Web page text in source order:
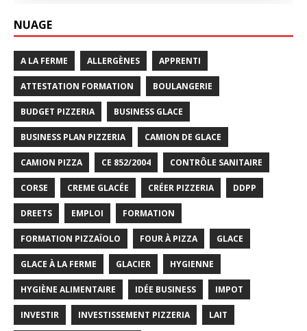
NUAGE
A LA FERME ALLERGÈNES APPRENTI
ATTESTATION FORMATION BOULANGERIE
BUDGET PIZZERIA BUSINESS GLACE
BUSINESS PLAN PIZZERIA CAMION DE GLACE
CAMION PIZZA CE 852/2004 CONTRÔLE SANITAIRE
CORSE CREME GLACÉE CRÉER PIZZERIA DDPP
DREETS EMPLOI FORMATION
FORMATION PIZZAÏOLO FOUR À PIZZA GLACE
GLACE À LA FERME GLACIER HYGIENNE
HYGIÈNE ALIMENTAIRE IDÉE BUSINESS IMPOT
INVESTIR INVESTISSEMENT PIZZERIA LAIT